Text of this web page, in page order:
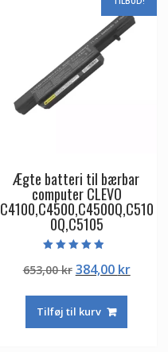
Ægte batteri til bærbar
computer CLEVO
C4100,C4500,C4500Q,C510
0Q,C5105
4.50
ud af 5
653,00kr Den
pris
var:
384,00 krDen
Tilføj til kurv